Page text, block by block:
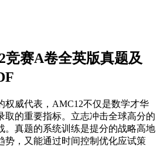
竞赛A卷全英版真题及
权威代表，AMC12不仅是数学才华
取的重要指标。立志冲击全球高分的
。真题的系统训练是提分的战略高地
，又能通过时间控制优化应试策